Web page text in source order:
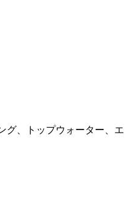
グ、トップウォーター、エ